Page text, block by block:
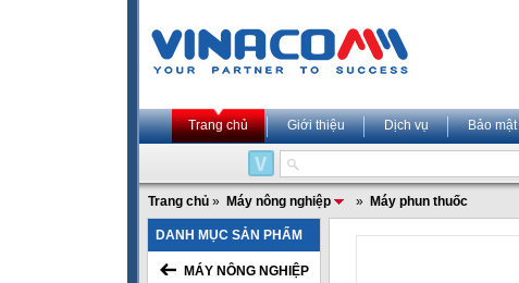
Trang chủ Giới thiệu Dịch vụ Bảo mật
Trang chủ » Máy nông nghiệp » Máy phun thuốc
DANH MỤC SẢN PHẨM
MÁY NÔNG NGHIỆP